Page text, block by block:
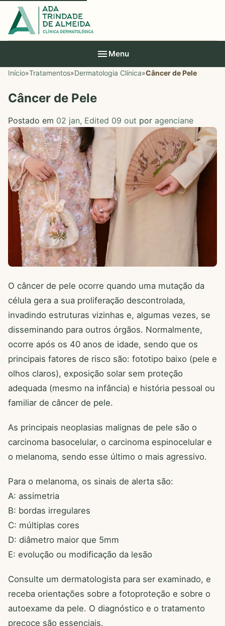
Menu
Início»Tratamentos»Dermatologia Clínica»Câncer de Pele
Câncer de Pele
Postado em 02 jan, Edited 09 out por agenciane
O câncer de pele ocorre quando uma mutação da
célula gera a sua proliferação descontrolada,
invadindo estruturas vizinhas e, algumas vezes, se
disseminando para outros órgãos. Normalmente,
ocorre após os 40 anos de idade, sendo que os
principais fatores de risco são: fototipo baixo (pele e
olhos claros), exposição solar sem proteção
adequada (mesmo na infância) e história pessoal ou
familiar de câncer de pele.
As principais neoplasias malignas de pele são o
carcinoma basocelular, o carcinoma espinocelular e
o melanoma, sendo esse último o mais agressivo.
Para o melanoma, os sinais de alerta são:
A: assimetria
B: bordas irregulares
C: múltiplas cores
D: diâmetro maior que 5mm
E: evolução ou modificação da lesão
Consulte um dermatologista para ser examinado, e
receba orientações sobre a fotoproteção e sobre o
autoexame da pele. O diagnóstico e o tratamento
precoce são essenciais.